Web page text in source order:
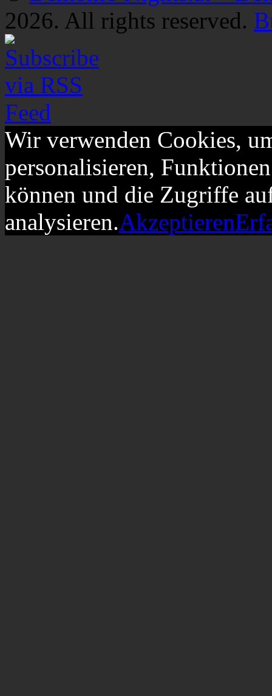
2026. All rights reserved.
Wir verwenden Cookies,
personalisieren,
können und die Zugriffe
analysieren.Akzeptieren